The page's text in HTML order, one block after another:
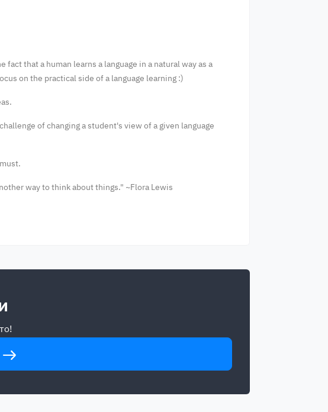
that a human learns a language in a natural way as a
on the practical side of a language learning :)
of changing a student's view of a given language
way to think about things." ~Flora Lewis